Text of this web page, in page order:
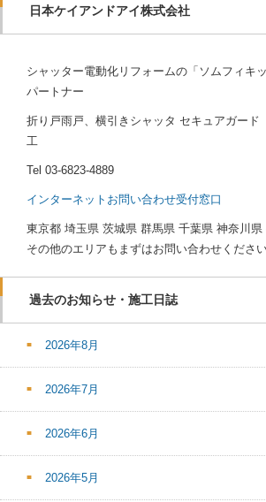
日本ケイアンドアイ株式会社
シャッター電動化リフォームの「ソムフィキ
パートナー
折り戸雨戸、横引きシャッタ セキュアガード
工
Tel 03-6823-4889
インターネットお問い合わせ受付窓口
東京都 埼玉県 茨城県 群馬県 千葉県 神奈川県
その他のエリアもまずはお問い合わせくださ
過去のお知らせ・施工日誌
2026年8月
2026年7月
2026年6月
2026年5月